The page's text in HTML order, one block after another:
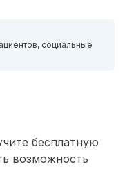
социальные
бесплатную
возможность